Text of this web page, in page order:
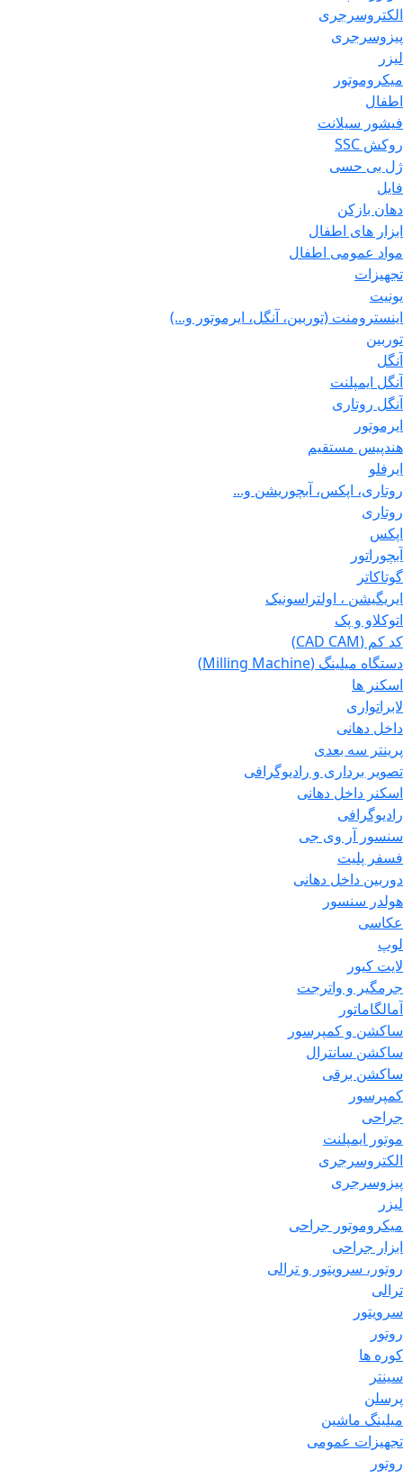
الکتروسرجری
پیزوسرجری
لیزر
میکروموتور
اطفال
فیشور سیلانت
روکش SSC
ژل بی حسی
فایل
دهان بازکن
ابزار های اطفال
مواد عمومی اطفال
تجهیزات
یونیت
اینسترومنت (توربین، آنگل، ایرموتور و...)
توربین
آنگل
آنگل ایمپلنت
آنگل روتاری
ایرموتور
هندپیس مستقیم
ایرفلو
روتاری، اپکس، آبچوریشن و...
روتاری
اپکس
آبچوراتور
گوتاکاتر
ایریگیشن ، اولتراسونیک
اتوکلاو و پک
کد کم (CAD CAM)
دستگاه میلینگ (Milling Machine)
اسکنر ها
لابراتواری
داخل دهانی
پرینتر سه بعدی
تصویر برداری و رادیوگرافی
اسکنر داخل دهانی
رادیوگرافی
سنسور آر وی جی
فسفر پلیت
دوربین داخل دهانی
هولدر سنسور
عکاسی
لوپ
لایت کیور
جرمگیر و واترجت
آمالگاماتور
ساکشن و کمپرسور
ساکشن سانترال
ساکشن برقی
کمپرسور
جراحی
موتور ایمپلنت
الکتروسرجری
پیزوسرجری
لیزر
میکروموتور جراحی
ابزار جراحی
روتور، سرویتور و ترالی
ترالی
سرویتور
روتور
کوره ها
سینتر
پرسلن
میلینگ ماشین
تجهیزات عمومی
روتور